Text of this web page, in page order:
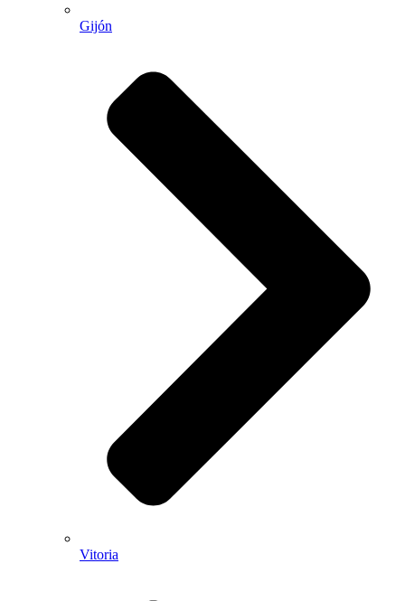
Gijón
Vitoria